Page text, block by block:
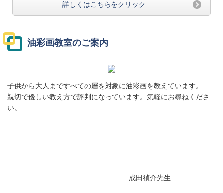
詳しくはこちらをクリック
油彩画教室のご案内
子供から大人まですべての層を対象に油彩画を教えています。
親切で優しい教え方で評判になっています。気軽にお尋ねくださ
い。
成田禎介先生